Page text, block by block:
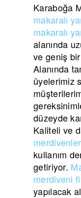
Karaboğa
makaralı
makaralı
alanında
ve geniş
Alanında
üyelerimiz
düzeyde
Kaliteli ve
kullanım
getiriyor.
merdiveni
yapılacak